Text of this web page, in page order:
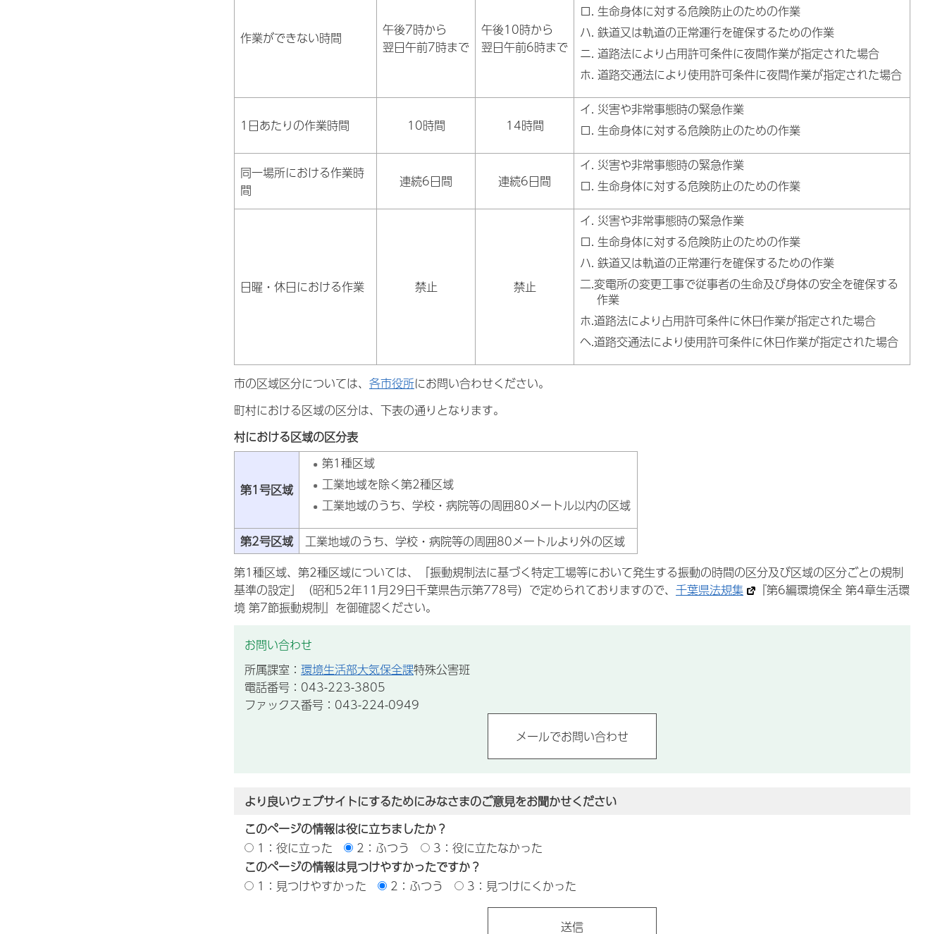
作業ができない時間
午後7時から
翌日午前7時まで
午後10時から
翌日午前6時まで
ロ. 生命身体に対する危険防止のための作業
ハ. 鉄道又は軌道の正常運行を確保するための作業
ニ. 道路法により占用許可条件に夜間作業が指定された場合
ホ. 道路交通法により使用許可条件に夜間作業が指定された場合
1日あたりの作業時間 10時間 14時間
イ. 災害や非常事態時の緊急作業
ロ. 生命身体に対する危険防止のための作業
同一場所における作業時
間
連続6日間 連続6日間
イ. 災害や非常事態時の緊急作業
ロ. 生命身体に対する危険防止のための作業
日曜・休日における作業 禁止 禁止
イ. 災害や非常事態時の緊急作業
ロ. 生命身体に対する危険防止のための作業
ハ. 鉄道又は軌道の正常運行を確保するための作業
二.変電所の変更工事で従事者の生命及び身体の安全を確保する
作業
ホ.道路法により占用許可条件に休日作業が指定された場合
ヘ.道路交通法により使用許可条件に休日作業が指定された場合
市の区域区分については、 各市役所にお問い合わせください。
町村における区域の区分は、下表の通りとなります。
村における区域の区分表
第1号区域
第1種区域
工業地域を除く第2種区域
工業地域のうち、学校・病院等の周囲80メートル以内の区域
第2号区域
工業地域のうち、学校・病院等の周囲80メートルより外の区域
第1種区域、第2種区域については、「振動規制法に基づく特定工場等において発生する振動の時間の区分及び区域の区分ごとの規制
基準の設定」（昭和52年11月29日千葉県告示第778号）で定められておりますので、 千葉県法規集
『第6編環境保全 第4章生活環
境 第7節振動規制』を御確認ください。
お問い合わせ
所属課室： 環境生活部大気保全課特殊公害班
電話番号：043-223-3805
ファックス番号：043-224-0949
より良いウェブサイトにするためにみなさまのご意見をお聞かせください
このページの情報は役に立ちましたか？
1：役に立った
2：ふつう
3：役に立たなかった
このページの情報は見つけやすかったですか？
1：見つけやすかった
2：ふつう 3：見つけにくかった